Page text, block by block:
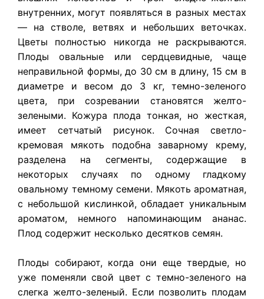
внутренних, могут появляться в разных местах
— на стволе, ветвях и небольших веточках.
Цветы полностью никогда не раскрываются.
Плоды овальные или сердцевидные, чаще
неправильной формы, до 30 см в длину, 15 см в
диаметре и весом до 3 кг, темно-зеленого
цвета, при созревании становятся желто-
зелеными. Кожура плода тонкая, но жесткая,
имеет сетчатый рисунок. Сочная светло-
кремовая мякоть подобна заварному крему,
разделена на сегменты, содержащие в
некоторых случаях по одному гладкому
овальному темному семени. Мякоть ароматная,
с небольшой кислинкой, обладает уникальным
ароматом, немного напоминающим ананас.
Плод содержит несколько десятков семян.
Плоды собирают, когда они еще твердые, но
уже поменяли свой цвет с темно-зеленого на
слегка желто-зеленый. Если позволить плодам